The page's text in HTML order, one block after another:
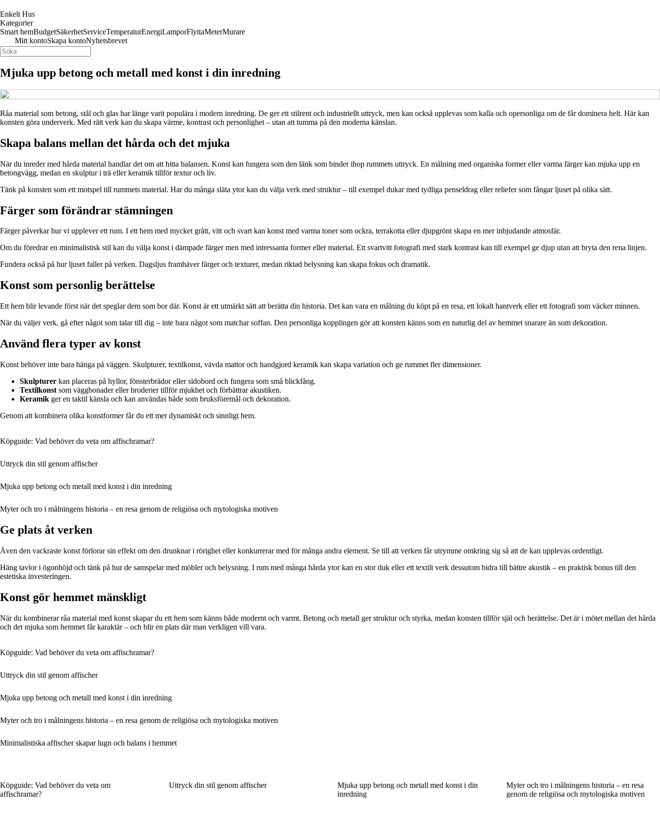
Enkelt Hus
Kategorier
Smart hemBudgetSäkerhetServiceTemperaturEnergiLamporFlyttaMeterMurare
Mitt kontoSkapa kontoNyhetsbrevet
Mjuka upp betong och metall med konst i din inredning
Råa material som betong, stål och glas har länge varit populära i modern inredning. De ger ett stilrent och industriellt uttryck, men kan också upplevas som kalla och opersonliga om de får dominera helt. Här kan
konsten göra underverk. Med rätt verk kan du skapa värme, kontrast och personlighet – utan att tumma på den moderna känslan.
Skapa balans mellan det hårda och det mjuka
När du inreder med hårda material handlar det om att hitta balansen. Konst kan fungera som den länk som binder ihop rummets uttryck. En målning med organiska former eller varma färger kan mjuka upp en
betongvägg, medan en skulptur i trä eller keramik tillför textur och liv.
Tänk på konsten som ett motspel till rummets material. Har du många släta ytor kan du välja verk med struktur – till exempel dukar med tydliga penseldrag eller reliefer som fångar ljuset på olika sätt.
Färger som förändrar stämningen
Färger påverkar hur vi upplever ett rum. I ett hem med mycket grått, vitt och svart kan konst med varma toner som ockra, terrakotta eller djupgrönt skapa en mer inbjudande atmosfär.
Om du föredrar en minimalistisk stil kan du välja konst i dämpade färger men med intressanta former eller material. Ett svartvitt fotografi med stark kontrast kan till exempel ge djup utan att bryta den rena linjen.
Fundera också på hur ljuset faller på verken. Dagsljus framhäver färger och texturer, medan riktad belysning kan skapa fokus och dramatik.
Konst som personlig berättelse
Ett hem blir levande först när det speglar dem som bor där. Konst är ett utmärkt sätt att berätta din historia. Det kan vara en målning du köpt på en resa, ett lokalt hantverk eller ett fotografi som väcker minnen.
När du väljer verk, gå efter något som talar till dig – inte bara något som matchar soffan. Den personliga kopplingen gör att konsten känns som en naturlig del av hemmet snarare än som dekoration.
Använd flera typer av konst
Konst behöver inte bara hänga på väggen. Skulpturer, textilkonst, vävda mattor och handgjord keramik kan skapa variation och ge rummet fler dimensioner.
Skulpturer kan placeras på hyllor, fönsterbrädor eller sidobord och fungera som små blickfång.
Textilkonst som väggbonader eller broderier tillför mjukhet och förbättrar akustiken.
Keramik ger en taktil känsla och kan användas både som bruksföremål och dekoration.
Genom att kombinera olika konstformer får du ett mer dynamiskt och sinnligt hem.
Köpguide: Vad behöver du veta om affischramar?
Uttryck din stil genom affischer
Mjuka upp betong och metall med konst i din inredning
Myter och tro i målningens historia – en resa genom de religiösa och mytologiska motiven
Ge plats åt verken
Även den vackraste konst förlorar sin effekt om den drunknar i rörighet eller konkurrerar med för många andra element. Se till att verken får utrymme omkring sig så att de kan upplevas ordentligt.
Häng tavlor i ögonhöjd och tänk på hur de samspelar med möbler och belysning. I rum med många hårda ytor kan en stor duk eller ett textilt verk dessutom bidra till bättre akustik – en praktisk bonus till den
estetiska investeringen.
Konst gör hemmet mänskligt
När du kombinerar råa material med konst skapar du ett hem som känns både modernt och varmt. Betong och metall ger struktur och styrka, medan konsten tillför själ och berättelse. Det är i mötet mellan det hårda
och det mjuka som hemmet får karaktär – och blir en plats där man verkligen vill vara.
Köpguide: Vad behöver du veta om affischramar?
Uttryck din stil genom affischer
Mjuka upp betong och metall med konst i din inredning
Myter och tro i målningens historia – en resa genom de religiösa och mytologiska motiven
Minimalistiska affischer skapar lugn och balans i hemmet
Köpguide: Vad behöver du veta om
affischramar?
Uttryck din stil genom affischer
Mjuka upp betong och metall med konst i din
inredning
Myter och tro i målningens historia – en resa
genom de religiösa och mytologiska motiven